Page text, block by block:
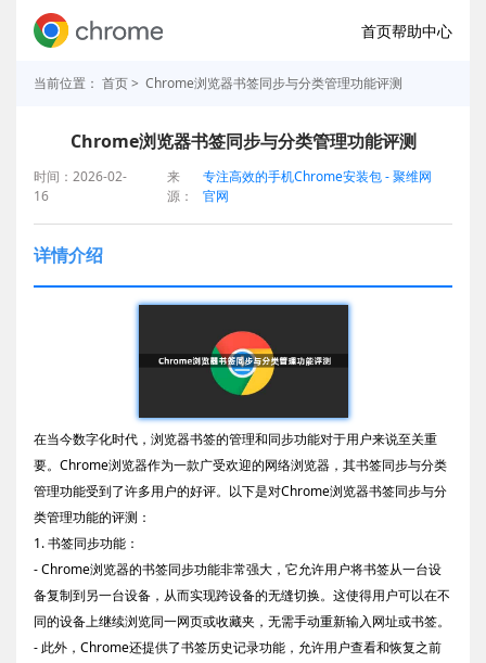
首页帮助中心
当前位置： 首页> Chrome浏览器书签同步与分类管理功能评测
Chrome浏览器书签同步与分类管理功能评测
时间：2026-02-
16
来
源：
专注高效的手机Chrome安装包 - 聚维网
官网
详情介绍
在当今数字化时代，浏览器书签的管理和同步功能对于用户来说至关重
要。Chrome浏览器作为一款广受欢迎的网络浏览器，其书签同步与分类
管理功能受到了许多用户的好评。以下是对Chrome浏览器书签同步与分
类管理功能的评测：
1. 书签同步功能：
- Chrome浏览器的书签同步功能非常强大，它允许用户将书签从一台设
备复制到另一台设备，从而实现跨设备的无缝切换。这使得用户可以在不
同的设备上继续浏览同一网页或收藏夹，无需手动重新输入网址或书签。
- 此外，Chrome还提供了书签历史记录功能，允许用户查看和恢复之前